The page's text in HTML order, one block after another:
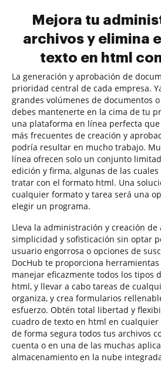
Mejora tu
archivos y elimina
texto en html
La generación y aprobación de
prioridad central de cada empresa.
grandes volúmenes de documentos
debes mantenerte en la cima de tu
una plataforma en línea perfecta
más frecuentes de creación y
podría resultar en mucho trabajo.
línea ofrecen solo un conjunto
edición y firma, algunas de las
tratar con el formato html. Una
cualquier formato y tarea será una
elegir un programa.
Lleva la administración y creación
simplicidad y sofisticación sin optar
usuario engorrosa o opciones de
DocHub te proporciona
manejar eficazmente todos los tipos
html, y llevar a cabo tareas de
organiza, y crea formularios
esfuerzo. Obtén total libertad y
cuadro de texto en html en cualquier
de forma segura todos tus archivos
cuenta o en una de las muchas
almacenamiento en la nube